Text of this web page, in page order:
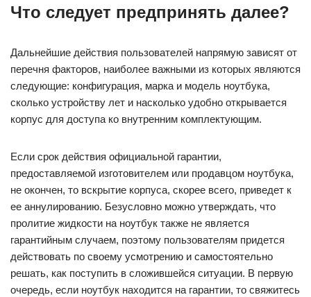
Что следует предпринять далее?
Дальнейшие действия пользователей напрямую зависят от
перечня факторов, наиболее важными из которых являются
следующие: конфигурация, марка и модель ноутбука,
сколько устройству лет и насколько удобно открывается
корпус для доступа ко внутренним комплектующим.
Если срок действия официальной гарантии,
предоставляемой изготовителем или продавцом ноутбука,
не окончен, то вскрытие корпуса, скорее всего, приведет к
ее аннулированию. Безусловно можно утверждать, что
пролитие жидкости на ноутбук также не является
гарантийным случаем, поэтому пользователям придется
действовать по своему усмотрению и самостоятельно
решать, как поступить в сложившейся ситуации. В первую
очередь, если ноутбук находится на гарантии, то свяжитесь